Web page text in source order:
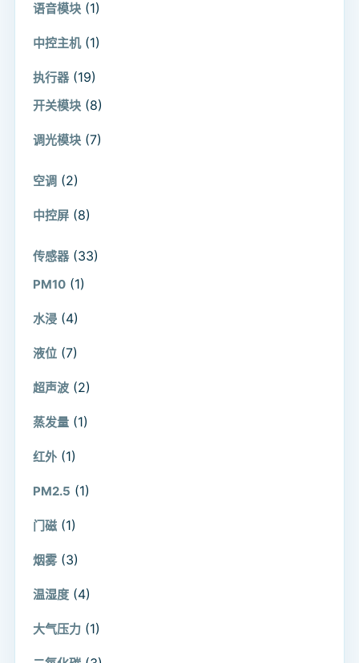
语音模块 (1)
中控主机 (1)
执行器 (19)
开关模块 (8)
调光模块 (7)
空调 (2)
中控屏 (8)
传感器 (33)
PM10 (1)
水浸 (4)
液位 (7)
超声波 (2)
蒸发量 (1)
红外 (1)
PM2.5 (1)
门磁 (1)
烟雾 (3)
温湿度 (4)
大气压力 (1)